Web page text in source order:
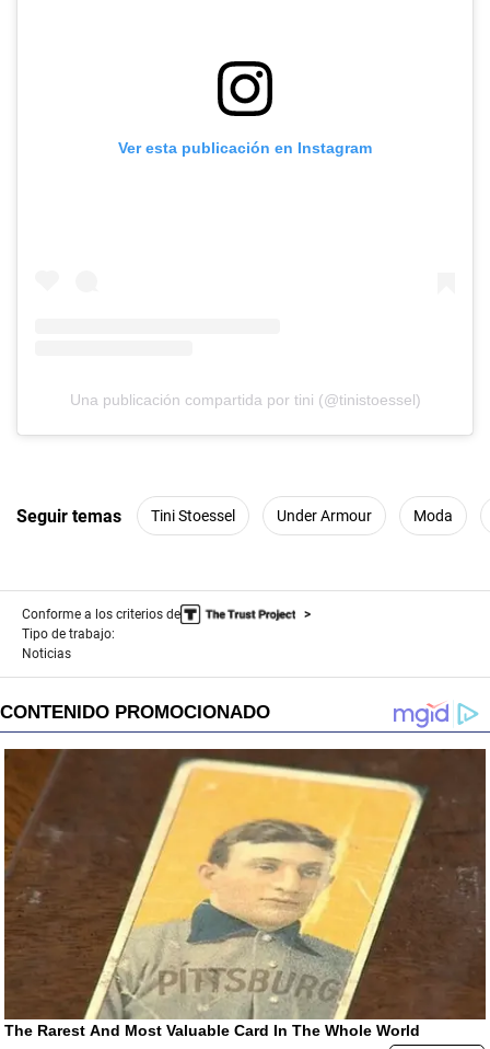
Ver esta publicación en Instagram
Una publicación compartida por tini (@tinistoessel)
Seguir temas Tini Stoessel Under Armour Moda
Conforme a los criterios de
Tipo de trabajo:
Noticias